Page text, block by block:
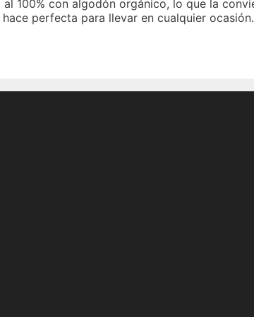
100% con algodón orgánico, lo que la
perfecta para llevar en cualquier